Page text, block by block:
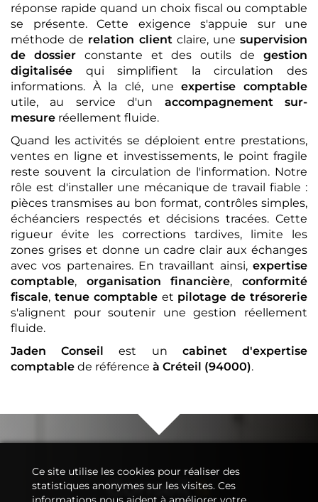
réponse rapide quand un choix fiscal ou comptable
se présente. Cette exigence s'appuie sur une
méthode de relation client claire, unesupervision
de dossierconstante et des outils degestion
digitalisée qui simplifient la circulation des
informations. À la clé, uneexpertise comptable
utile, au service d'un accompagnement sur-
mesure réellement fluide.
Quand les activités se déploient entre prestations,
ventes en ligne et investissements, le point fragile
reste souvent la circulation de l'information. Notre
rôle est d'installer une mécanique de travail fiable :
pièces transmises au bon format, contrôles simples,
échéanciers respectés et décisions tracées. Cette
rigueur évite les corrections tardives, limite les
zones grises et donne un cadre clair aux échanges
avec vos partenaires. En travaillant ainsi, expertise
comptable, organisation financière,conformité
fiscale, tenue comptableet pilotage de trésorerie
s'alignent pour soutenir une gestion réellement
fluide.
Jaden Conseil est un cabinet d'expertise
comptable de référence à Créteil (94000).
Conseil&
Ce site utilise les cookies pour réaliser des
statistiques anonymes sur les visites. Ces